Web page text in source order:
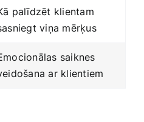
palīdzēt klientam
viņa mērķus
saiknes
ar klientiem